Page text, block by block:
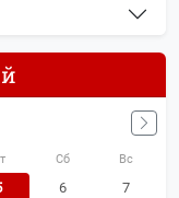
Сб Вс
6
7